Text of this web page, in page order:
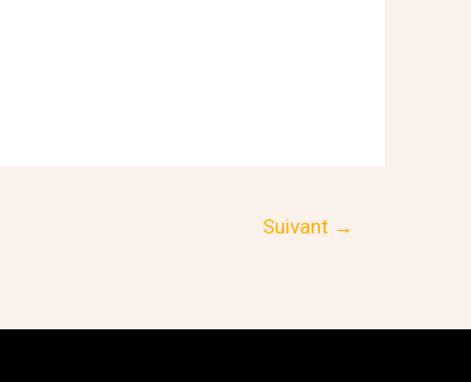
Suivant →